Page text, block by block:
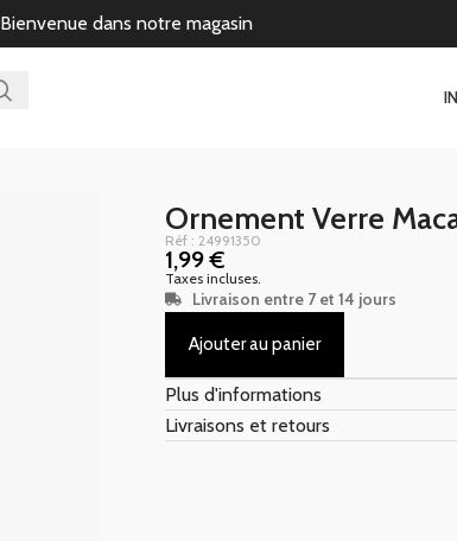
Bienvenue dans notre magasin
Ornement Verre
Réf : 24991350
1,99€
Taxes incluses.
Livraison entre 7 et 14 jours
Ajouter au panier
Plus d'informations
Livraisons et retours